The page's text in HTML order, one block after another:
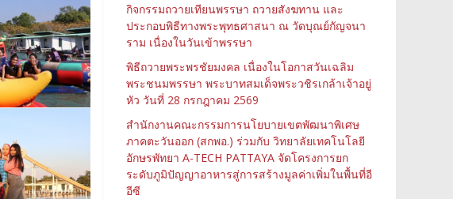
กิจกรรมถวายเทียนพรรษา ถวายสังฆทาน และ
ประกอบพิธีทางพระพุทธศาสนา ณ วัดบุณย์กัญจนา
ราม เนื่องในวันเข้าพรรษา
พิธีถวายพระพรชัยมงคล เนื่องในโอกาสวันเฉลิม
พระชนมพรรษา พระบาทสมเด็จพระวชิรเกล้าเจ้าอยู่
หัว วันที่ 28 กรกฎาคม 2569
สำนักงานคณะกรรมการนโยบายเขตพัฒนาพิเศษ
ภาคตะวันออก (สกพอ.) ร่วมกับ วิทยาลัยเทคโนโลยี
อักษรพัทยา A-TECH PATTAYA จัดโครงการยก
ระดับภูมิปัญญาอาหารสู่การสร้างมูลค่าเพิ่มในพื้นที่อี
อีซี